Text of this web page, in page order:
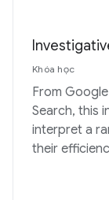
Khóa học
From
Search, this
interpret a
their